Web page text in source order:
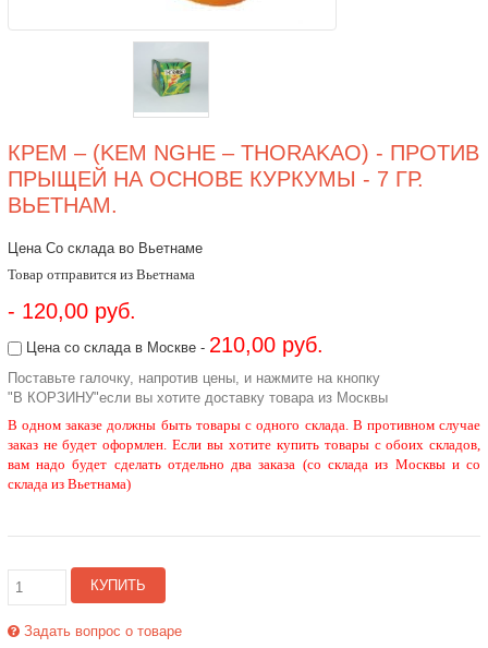
КРЕМ – (KEM NGHE – THORAKAO) - ПРОТИВ
ПРЫЩЕЙ НА ОСНОВЕ КУРКУМЫ - 7 ГР.
ВЬЕТНАМ.
Цена Со склада во Вьетнаме
Товар отправится из Вьетнама
- 120,00 руб.
Цена со склада в Москве - 210,00 руб.
Поставьте галочку, напротив цены, и нажмите на кнопку
"В КОРЗИНУ"если вы хотите доставку товара из Москвы
В одном заказе должны быть товары с одного склада. В противном случае
заказ не будет оформлен. Если вы хотите купить товары с обоих складов,
вам надо будет сделать отдельно два заказа (со склада из Москвы и со
склада из Вьетнама)
КУПИТЬ
Задать вопрос о товаре